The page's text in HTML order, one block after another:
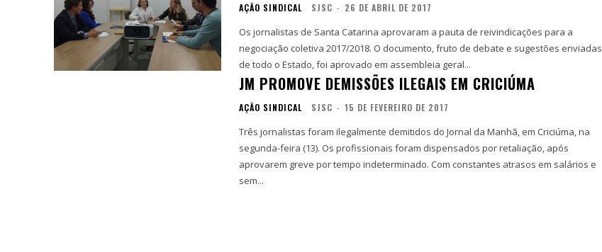
AÇÃO SINDICAL SJSC - 26 DE ABRIL DE 2017
Os jornalistas de Santa Catarina aprovaram a pauta de reivindicações para a
negociação coletiva 2017/2018. O documento, fruto de debate e sugestões enviadas
de todo o Estado, foi aprovado em assembleia geral...
JM PROMOVE DEMISSÕES ILEGAIS EM CRICIÚMA
AÇÃO SINDICAL SJSC - 15 DE FEVEREIRO DE 2017
Três jornalistas foram ilegalmente demitidos do Jornal da Manhã, em Criciúma, na
segunda-feira (13). Os profissionais foram dispensados por retaliação, após
aprovarem greve por tempo indeterminado. Com constantes atrasos em salários e
sem...